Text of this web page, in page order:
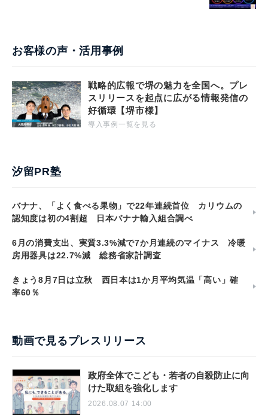
お客様の声・活用事例
戦略的広報で堺の魅力を全国へ。プレ
スリリースを起点に広がる情報発信の
好循環【堺市様】
導入事例一覧を見る
汐留PR塾
バナナ、「よく食べる果物」で22年連続首位 カリウムの
認知度は初の4割超 日本バナナ輸入組合調べ
6月の消費支出、実質3.3%減で7か月連続のマイナス 冷暖
房用器具は22.7%減 総務省家計調査
きょう8月7日は立秋 西日本は1か月平均気温「高い」確
率60％
動画で見るプレスリリース
政府全体でこども・若者の自殺防止に向
けた取組を強化します
2026.08.07 14:00